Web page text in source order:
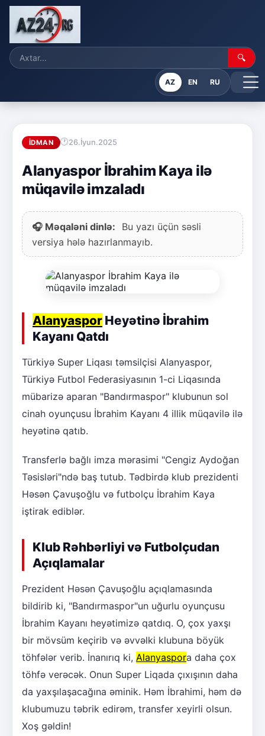
🔍
AZ EN RU
İDMAN 26.İyun.2025
Alanyaspor İbrahim Kaya ilə
müqavilə imzaladı
🎧 Məqaləni dinlə:
Bu yazı üçün səsli
versiya hələ hazırlanmayıb.
Alanyaspor Heyətinə İbrahim
Kayanı Qatdı
Türkiyə Super Liqası təmsilçisi Alanyaspor,
Türkiyə Futbol Federasiyasının 1-ci Liqasında
mübarizə aparan "Bandırmaspor" klubunun sol
cinah oyunçusu İbrahim Kayanı 4 illik müqavilə ilə
heyətinə qatıb.
Transferlə bağlı imza mərasimi "Cengiz Aydoğan
Təsisləri"ndə baş tutub. Tədbirdə klub prezidenti
Həsən Çavuşoğlu və futbolçu İbrahim Kaya
iştirak ediblər.
Klub Rəhbərliyi və Futbolçudan
Açıqlamalar
Prezident Həsən Çavuşoğlu açıqlamasında
bildirib ki, "Bandırmaspor"un uğurlu oyunçusu
İbrahim Kayanı heyətimizə qatdıq. O, çox yaxşı
bir mövsüm keçirib və əvvəlki klubuna böyük
töhfələr verib. İnanırıq ki, Alanyaspora daha çox
töhfə verəcək. Onun Super Liqada çıxışının daha
da yaxşılaşacağına əminik. Həm İbrahimi, həm də
klubumuzu təbrik edirəm, transfer xeyirli olsun.
Xoş gəldin!